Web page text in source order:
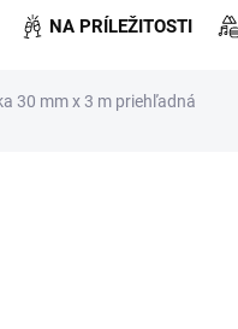
NA PRÍLEŽITOSTI
30 mm x 3 m priehľadná